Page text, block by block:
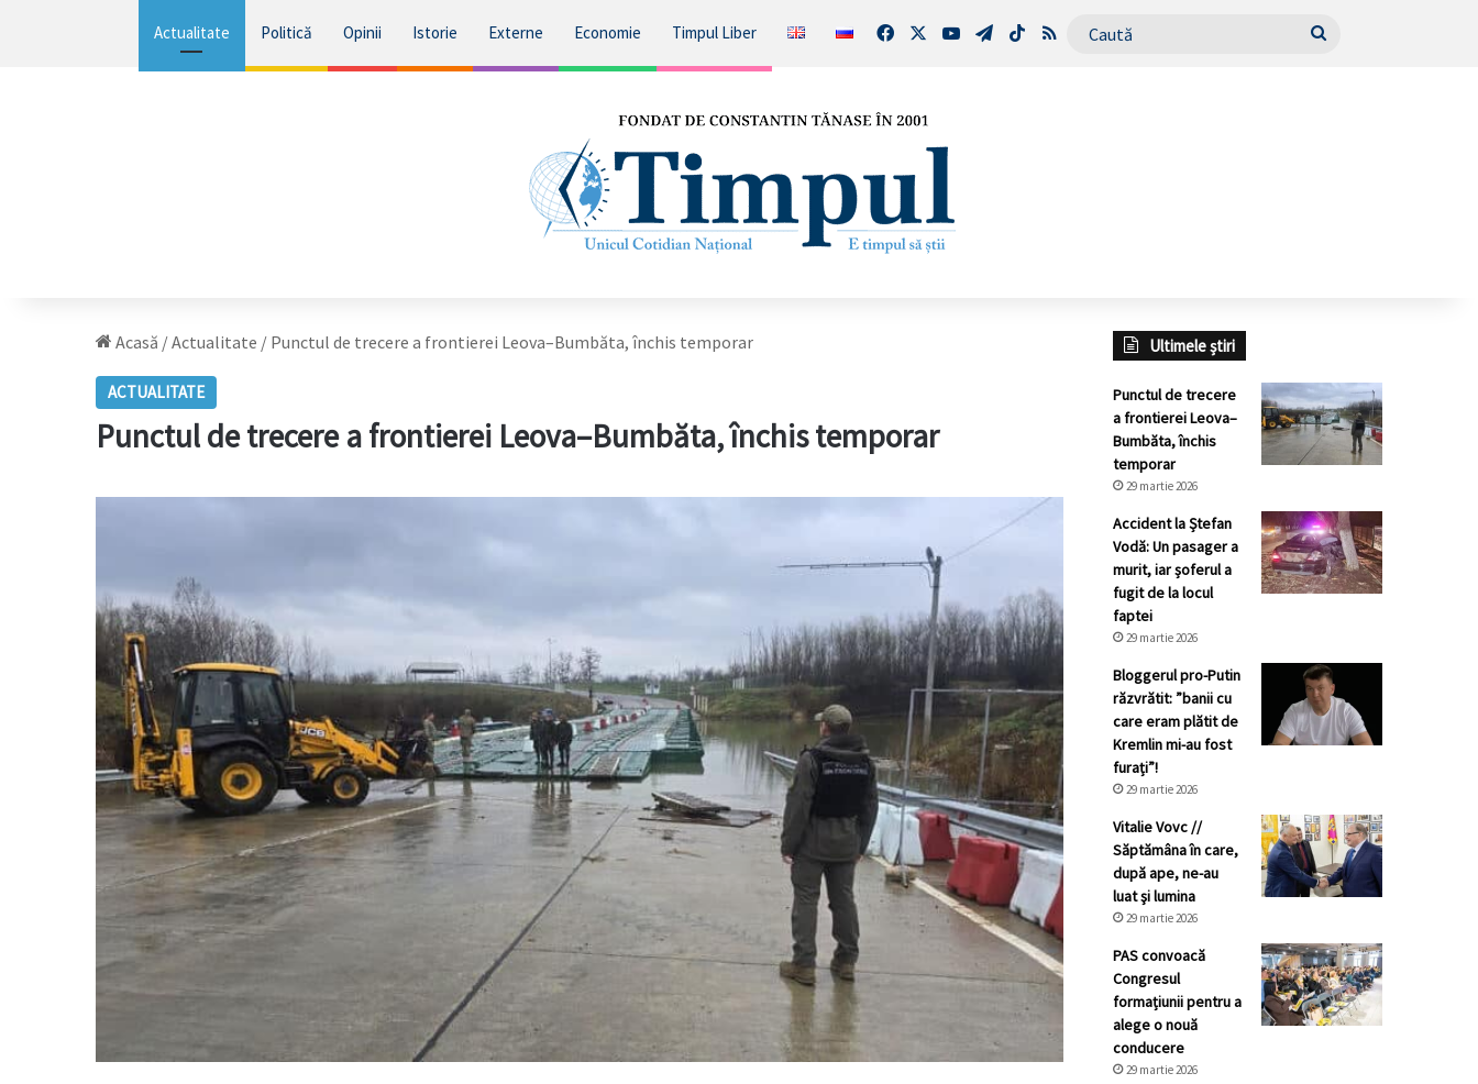
Actualitate Politică Opinii Istorie Externe Economie Timpul Liber FacebookYouTubeTelegram
TikTokRSS Caută
Acasă /Actualitate / Punctul de trecere a frontierei Leova–Bumbăta, închis temporar
ACTUALITATE
Punctul de trecere a frontierei Leova–Bumbăta, închis temporar
Ultimele știri
Punctul de trecere
a frontierei Leova–
Bumbăta, închis
temporar
29 martie 2026
Accident la Ștefan
Vodă: Un pasager a
murit, iar șoferul a
fugit de la locul
faptei
29 martie 2026
Bloggerul pro-Putin
răzvrătit: ”banii cu
care eram plătit de
Kremlin mi-au fost
furați”!
29 martie 2026
Vitalie Vovc //
Săptămâna în care,
după ape, ne-au
luat şi lumina
29 martie 2026
PAS convoacă
Congresul
formațiunii pentru a
alege o nouă
conducere
29 martie 2026